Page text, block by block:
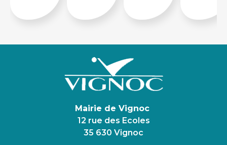
Mairie de Vignoc
12 rue des Ecoles
35 630 Vignoc